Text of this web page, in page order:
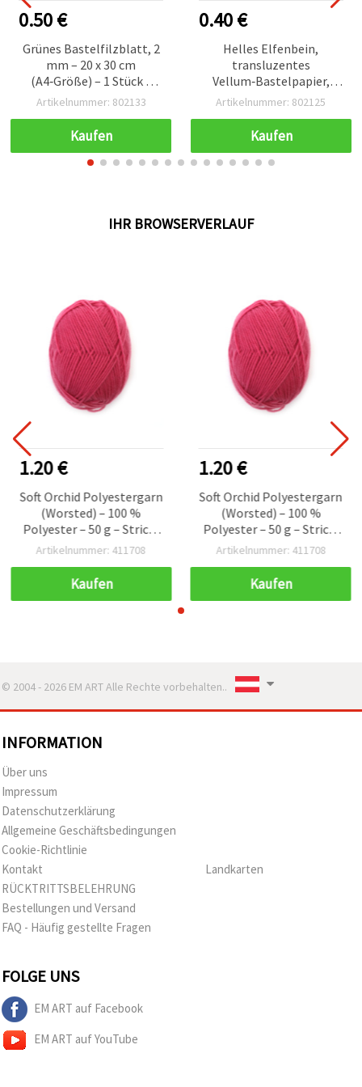
0.50 €
Grünes Bastelfilzblatt, 2
mm – 20 x 30 cm
(A4‑Größe) – 1 Stück –
ideal für Basteln, DIY &
Artikelnummer: 802133
Kaufen
0.40 €
Helles Elfenbein,
transluzentes
Vellum‑Bastelpapier,
säurefrei, A4‑Größe (20 x
Artikelnummer: 802125
Kaufen
IHR BROWSERVERLAUF
1.20 €
Soft Orchid Polyestergarn
(Worsted) – 100 %
Polyester – 50 g – Strick-
& Häkelgarn
Artikelnummer: 411708
Kaufen
1.20 €
Soft Orchid Polyestergarn
(Worsted) – 100 %
Polyester – 50 g – Strick-
& Häkelgarn
Artikelnummer: 411708
Kaufen
© 2004 - 2026 EM ART Alle Rechte vorbehalten..
INFORMATION
Über uns
Impressum
Datenschutzerklärung
Allgemeine Geschäftsbedingungen
Cookie-Richtlinie
Kontakt
RÜCKTRITTSBELEHRUNG
Bestellungen und Versand
FAQ - Häufig gestellte Fragen
Landkarten
FOLGE UNS
EM ART auf Facebook
EM ART auf YouTube